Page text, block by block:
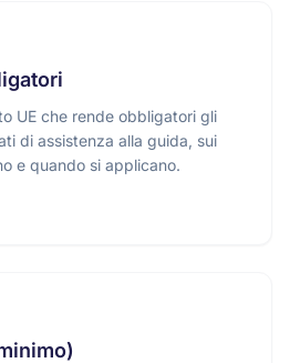
UE che rende obbligatori gli
di assistenza alla guida, sui
e quando si applicano.